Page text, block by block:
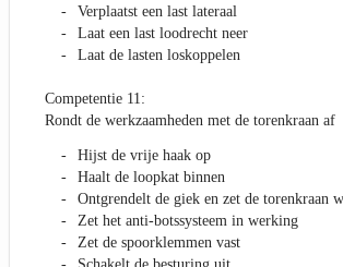
Verplaatst een last lateraal
Laat een last loodrecht neer
Laat de lasten loskoppelen
Competentie 11:
Rondt de werkzaamheden met de torenkraan af
Hijst de vrije haak op
Haalt de loopkat binnen
Ontgrendelt de giek en zet de torenkraan
Zet het anti-botssysteem in werking
Zet de spoorklemmen vast